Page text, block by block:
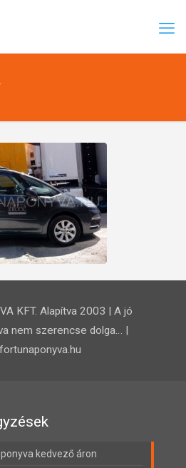
KFT. Alapítva 2003 | A jó
nem szerencse dolga… |
kedvező áron